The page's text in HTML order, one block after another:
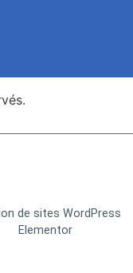
de sites WordPress
Elementor